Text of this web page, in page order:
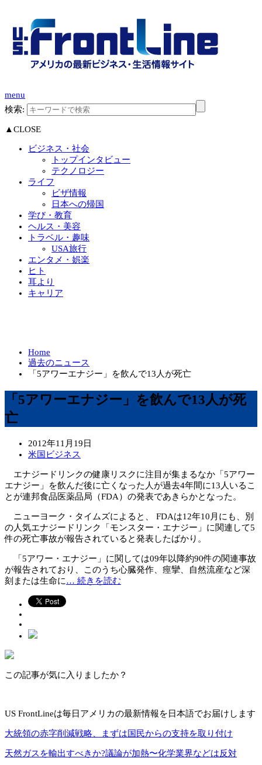
menu
検索:
▲CLOSE
ビジネス・社会
トップインタビュー
テクノロジー
ライフ
ビザ情報
日本への帰国
学び・教育
ヘルス・美容
トラベル・趣味
USA旅行
エンタメ・娯楽
ヒト
耳より
キャリア
Home
過去のニュース
「5アワーエナジー」を飲んで13人が死亡
「5アワーエナジー」を飲んで13人が死
亡
2012年11月19日
米国ビジネス
エナジードリンクの健康リスクに注目が集まるなか「5アワー
エナジー」を飲んだ後に亡くなった人が過去4年間に13人いるこ
とが連邦食品医薬品局（FDA）の発表であきらかとなった。
ニューヨーク・タイムズによると、 FDAは12年10月にも、別
の人気エナジードリンク「モンスター・エナジー」に関連して5
件の死亡事故が報告されていると発表したばかり。
「5アワー・エナジー」に関しては09年以降約90件の関連事故
が報告されており、このうち心臓発作、痙攣、自然流産など深
刻または生命に… 続きを読む
この記事が気に入りましたか？
US FrontLineは毎日アメリカの最新情報を日本語でお届けします
大統領の赤字削減戦略、まずは国民からの支持を取り付け
天然ガスを輸出すべきか?議論が加熱〜化学業界などは反対